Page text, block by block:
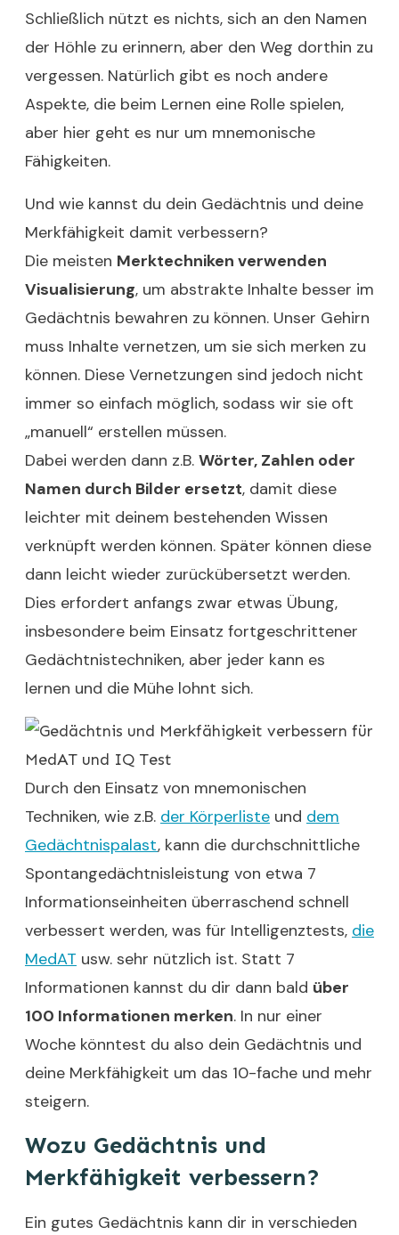
Schließlich nützt es nichts, sich an den Namen
der Höhle zu erinnern, aber den Weg dorthin zu
vergessen. Natürlich gibt es noch andere
Aspekte, die beim Lernen eine Rolle spielen,
aber hier geht es nur um mnemonische
Fähigkeiten.
Und wie kannst du dein Gedächtnis und deine
Merkfähigkeit damit verbessern?
Die meisten Merktechniken verwenden
Visualisierung, um abstrakte Inhalte besser im
Gedächtnis bewahren zu können. Unser Gehirn
muss Inhalte vernetzen, um sie sich merken zu
können. Diese Vernetzungen sind jedoch nicht
immer so einfach möglich, sodass wir sie oft
„manuell“ erstellen müssen.
Dabei werden dann z.B. Wörter, Zahlen oder
Namen durch Bilder ersetzt, damit diese
leichter mit deinem bestehenden Wissen
verknüpft werden können. Später können diese
dann leicht wieder zurückübersetzt werden.
Dies erfordert anfangs zwar etwas Übung,
insbesondere beim Einsatz fortgeschrittener
Gedächtnistechniken, aber jeder kann es
lernen und die Mühe lohnt sich.
Durch den Einsatz von mnemonischen
Techniken, wie z.B. der Körperliste und dem
Gedächtnispalast, kann die durchschnittliche
Spontangedächtnisleistung von etwa 7
Informationseinheiten überraschend schnell
verbessert werden, was für Intelligenztests, die
MedAT usw. sehr nützlich ist. Statt 7
Informationen kannst du dir dann bald über
100 Informationen merken. In nur einer
Woche könntest du also dein Gedächtnis und
deine Merkfähigkeit um das 10-fache und mehr
steigern.
Wozu Gedächtnis und
Merkfähigkeit verbessern?
Ein gutes Gedächtnis kann dir in verschieden